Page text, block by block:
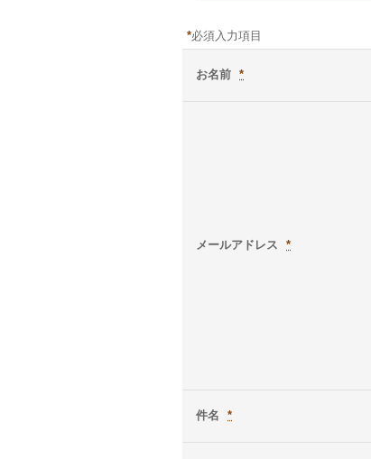
*必須入力項目
お名前 *
メールアドレス *
件名 *